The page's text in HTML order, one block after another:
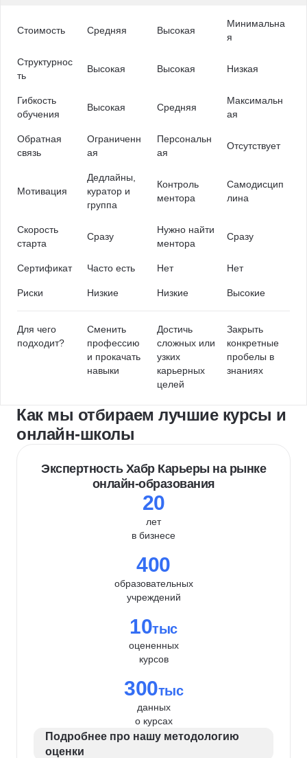
Стоимость Средняя Высокая
Минимальна
я
Структурнос
ть
Высокая Высокая Низкая
Гибкость
обучения
Высокая Средняя
Максимальн
ая
Обратная
связь
Ограниченн
ая
Персональн
ая
Отсутствует
Мотивация
Дедлайны,
куратор и
группа
Контроль
ментора
Самодисцип
лина
Скорость
старта
Сразу
Нужно найти
ментора
Сразу
Сертификат Часто есть Нет Нет
Риски Низкие Низкие Высокие
Для чего
подходит?
Сменить
профессию
и прокачать
навыки
Достичь
сложных или
узких
карьерных
целей
Закрыть
конкретные
пробелы в
знаниях
Как мы отбираем лучшие курсы и
онлайн-школы
Экспертность Хабр Карьеры на рынке
онлайн-образования
20
лет
в бизнесе
400
образовательных
учреждений
10тыс
оцененных
курсов
300тыс
данных
о курсах
Подробнее про нашу методологию
оценки